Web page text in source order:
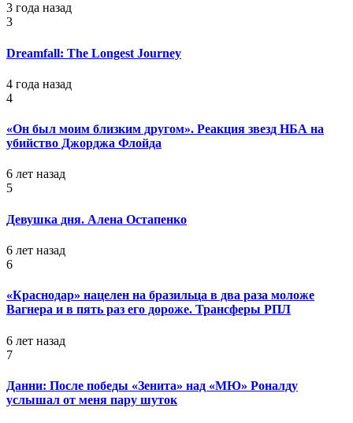
3 года назад
3
Dreamfall: The Longest Journey
4 года назад
4
«Он был моим близким другом». Реакция звезд НБА на
убийство Джорджа Флойда
6 лет назад
5
Девушка дня. Алена Остапенко
6 лет назад
6
«Краснодар» нацелен на бразильца в два раза моложе
Вагнера и в пять раз его дороже. Трансферы РПЛ
6 лет назад
7
Данни: После победы «Зенита» над «МЮ» Роналду
услышал от меня пару шуток